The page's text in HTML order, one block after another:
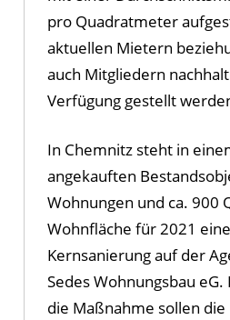
pro Quadratmeter
aktuellen Mietern
auch Mitgliedern
Verfügung gestellt
In Chemnitz steht in
angekauften
Wohnungen und ca. 900
Wohnfläche für 2021
Kernsanierung auf der
Sedes Wohnungsbau eG.
die Maßnahme sollen die